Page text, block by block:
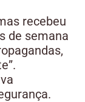
recebeu
de semana